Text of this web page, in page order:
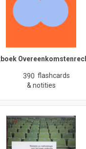
390 flashcards
& notities